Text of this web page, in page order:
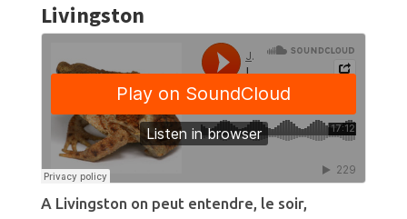
Livingston
A Livingston on peut entendre, le soir,